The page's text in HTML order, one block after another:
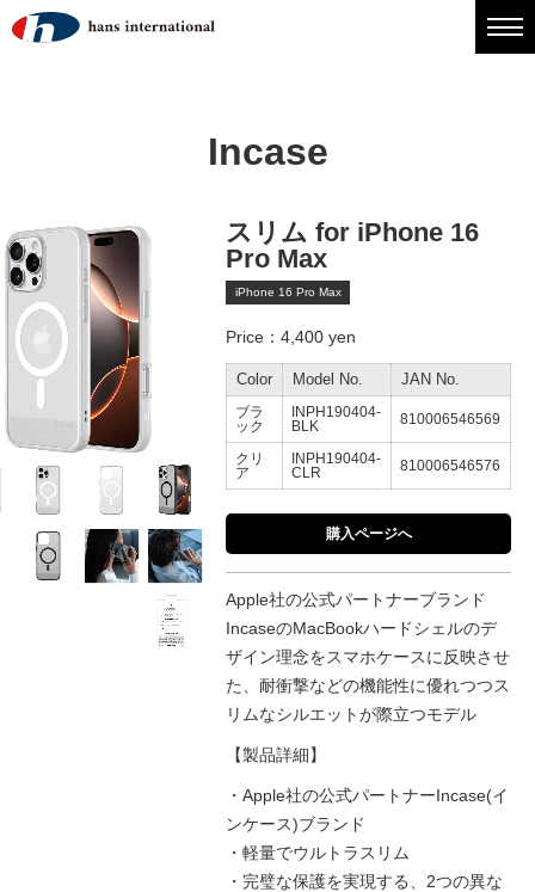
Incase
スリム for iPhone 16
Pro Max
iPhone 16 Pro Max
Price：4,400 yen
Color Model No. JAN No.
ブラ
ック
INPH190404-
BLK
810006546569
クリ
ア
INPH190404-
CLR
810006546576
購入ページへ
Apple社の公式パートナーブランド
IncaseのMacBookハードシェルのデ
ザイン理念をスマホケースに反映させ
た、耐衝撃などの機能性に優れつつス
リムなシルエットが際立つモデル
【製品詳細】
・Apple社の公式パートナーIncase(イ
ンケース)ブランド
・軽量でウルトラスリム
・完璧な保護を実現する、2つの異な